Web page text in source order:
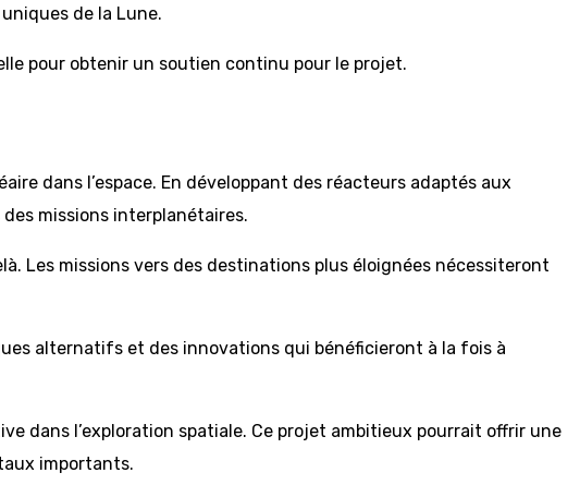
de la Lune.
pour obtenir un soutien continu pour le projet.
dans l’espace. En développant des réacteurs adaptés aux
missions interplanétaires.
Les missions vers des destinations plus éloignées nécessiteront
alternatifs et des innovations qui bénéficieront à la fois à
dans l’exploration spatiale. Ce projet ambitieux pourrait offrir une
importants.